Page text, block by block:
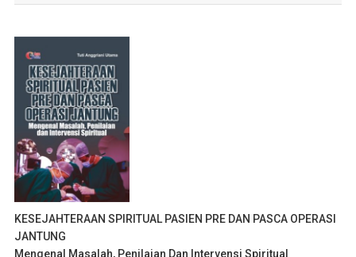
KESEJAHTERAAN SPIRITUAL PASIEN PRE DAN PASCA OPERASI
JANTUNG
Mengenal Masalah, Penilaian Dan Intervensi Spiritual